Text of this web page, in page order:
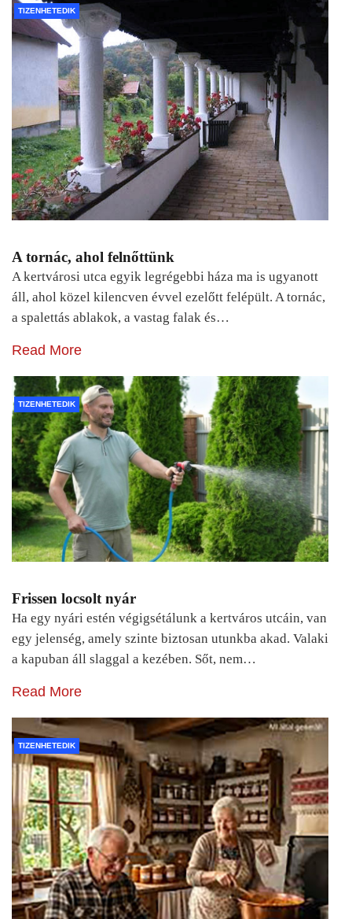
TIZENHETEDIK
A tornác, ahol felnőttünk
A kertvárosi utca egyik legrégebbi háza ma is ugyanott
áll, ahol közel kilencven évvel ezelőtt felépült. A tornác,
a spalettás ablakok, a vastag falak és…
Read More
TIZENHETEDIK
Frissen locsolt nyár
Ha egy nyári estén végigsétálunk a kertváros utcáin, van
egy jelenség, amely szinte biztosan utunkba akad. Valaki
a kapuban áll slaggal a kezében. Sőt, nem…
Read More
TIZENHETEDIK